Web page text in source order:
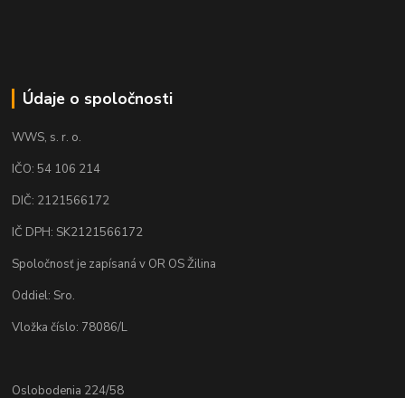
Údaje o spoločnosti
WWS, s. r. o.
IČO: 54 106 214
DIČ: 2121566172
IČ DPH: SK2121566172
Spoločnosť je zapísaná v OR OS Žilina
Oddiel: Sro.
Vložka číslo: 78086/L
Oslobodenia 224/58